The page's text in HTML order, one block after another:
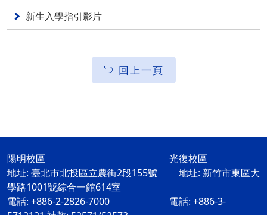
新生入學指引影片
回上一頁
陽明校區 光復校區
地址: 臺北市北投區立農街2段155號 地址: 新竹市東區大
學路1001號綜合一館614室
電話: +886-2-2826-7000 電話: +886-3-